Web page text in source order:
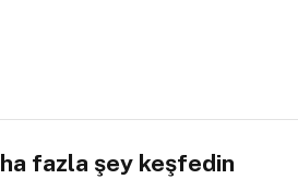
fazla şey keşfedin